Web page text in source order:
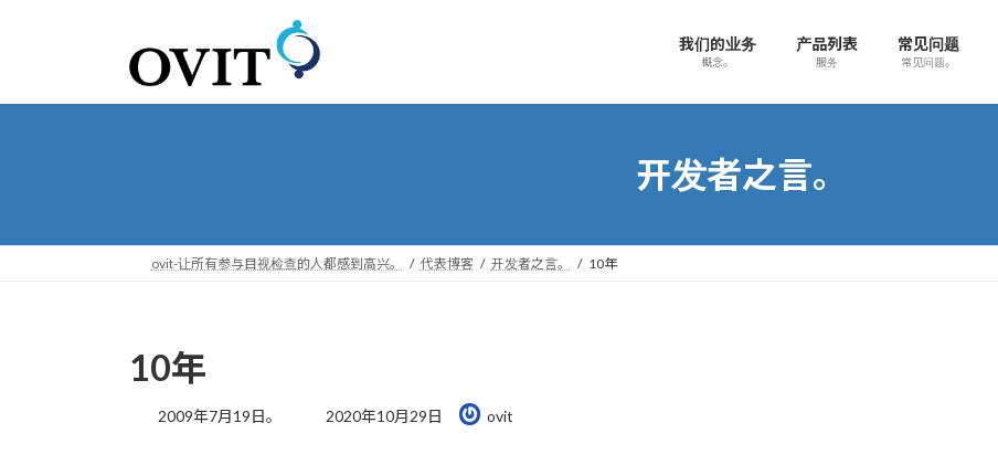
我们的业务
概念。
产品列表
服务
常见问题
常见问题。
开发者之言。
ovit-让所有参与目视检查的人都感到高兴。 代表博客 开发者之言。 10年
10年
2009年7月19日。
最
2020年10月29日 ovit